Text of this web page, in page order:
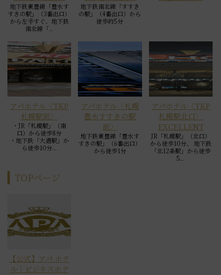
地下鉄東豊線「豊水す
すきの駅」（3番出口）
から左手すぐ、地下鉄
南北線「...
地下鉄南北線「すすき
の駅」（4番出口）から
徒歩約5分
アパホテル〈TKP
札幌駅前〉
・JR「札幌駅」（南
口）から徒歩8分
・地下鉄「大通駅」か
ら徒歩10分...
アパホテル〈札幌
豊水すすきの駅
前〉
地下鉄東豊線「豊水す
すきの駅」（6番出口）
から徒歩1分
アパホテル〈TKP
札幌駅北口〉
EXCELLENT
JR「札幌駅」（北口）
から徒歩10分、 地下鉄
「北12条駅」から徒歩
5...
TOPページ
【公式】アパ ホテ
ル｜ビジネスホテ